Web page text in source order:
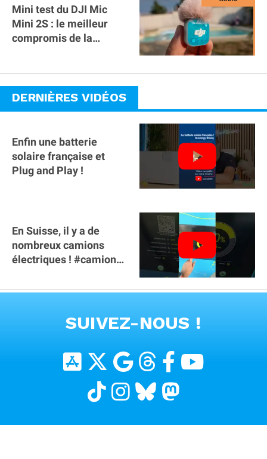
Mini test du DJI Mic
Mini 2S : le meilleur
compromis de la
DERNIÈRES VIDÉOS
Enfin une batterie
solaire française et
Plug and Play !
En Suisse, il y a de
nombreux camions
électriques ! #camion
#voitureelectrique
SUIVEZ-NOUS !